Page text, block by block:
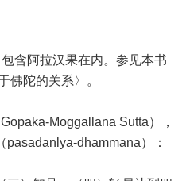
含阿拉汉果在内。参见本书
佛陀的关系〉。
Moggallana Sutta），
dhammana）：